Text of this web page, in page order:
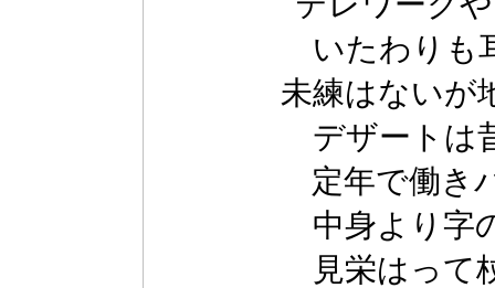
いたわりも
未練はないが
デザートは
定年で働き
中身より字
見栄はって